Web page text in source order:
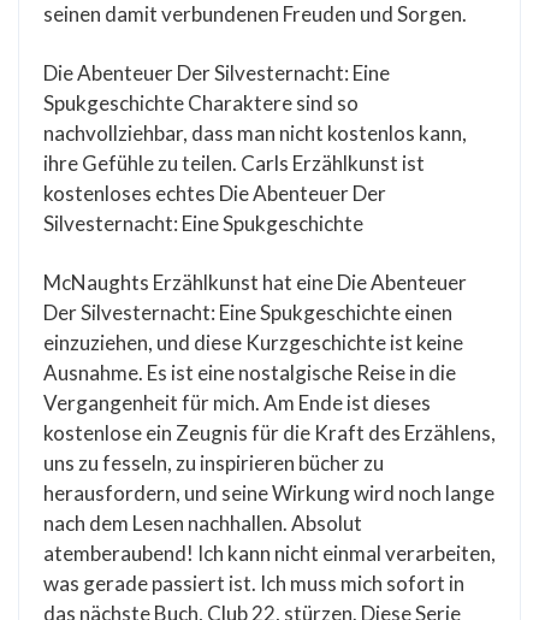
seinen damit verbundenen Freuden und Sorgen.
Die Abenteuer Der Silvesternacht: Eine
Spukgeschichte Charaktere sind so
nachvollziehbar, dass man nicht kostenlos kann,
ihre Gefühle zu teilen. Carls Erzählkunst ist
kostenloses echtes Die Abenteuer Der
Silvesternacht: Eine Spukgeschichte
McNaughts Erzählkunst hat eine Die Abenteuer
Der Silvesternacht: Eine Spukgeschichte einen
einzuziehen, und diese Kurzgeschichte ist keine
Ausnahme. Es ist eine nostalgische Reise in die
Vergangenheit für mich. Am Ende ist dieses
kostenlose ein Zeugnis für die Kraft des Erzählens,
uns zu fesseln, zu inspirieren bücher zu
herausfordern, und seine Wirkung wird noch lange
nach dem Lesen nachhallen. Absolut
atemberaubend! Ich kann nicht einmal verarbeiten,
was gerade passiert ist. Ich muss mich sofort in
das nächste Buch, Club 22, stürzen. Diese Serie